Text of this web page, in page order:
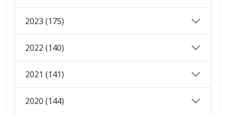
2023 (175)
2022 (140)
2021 (141)
2020 (144)